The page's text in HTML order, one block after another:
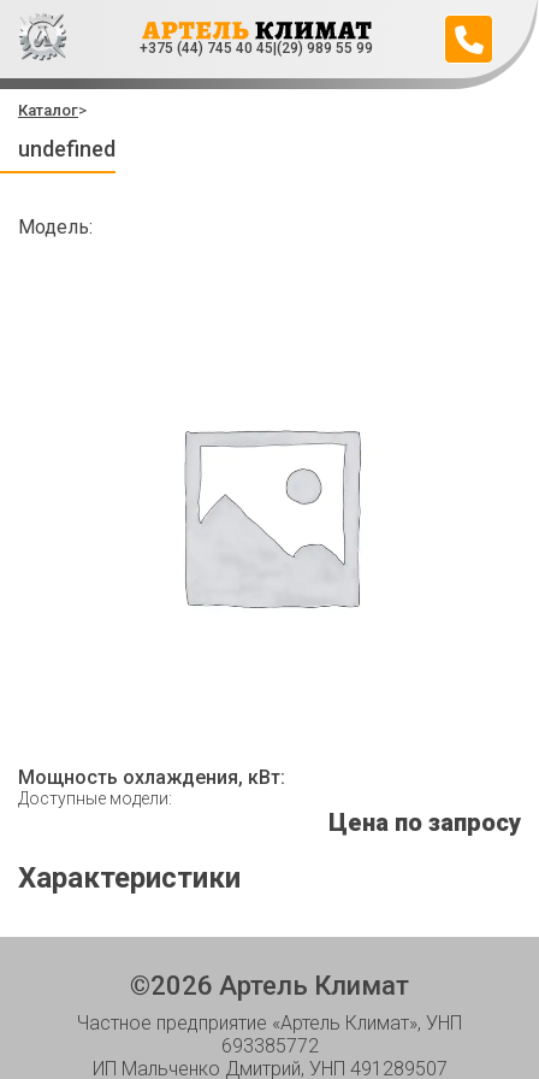
+375 (44) 745 40 45 (29) 989 55 99
Каталог>
undefined
Модель:
Мощность охлаждения, кВт:
Доступные модели:
Цена по запросу
Характеристики
©2026 Артель Климат
Частное предприятие «Артель Климат», УНП
693385772
ИП Мальченко Дмитрий, УНП 491289507